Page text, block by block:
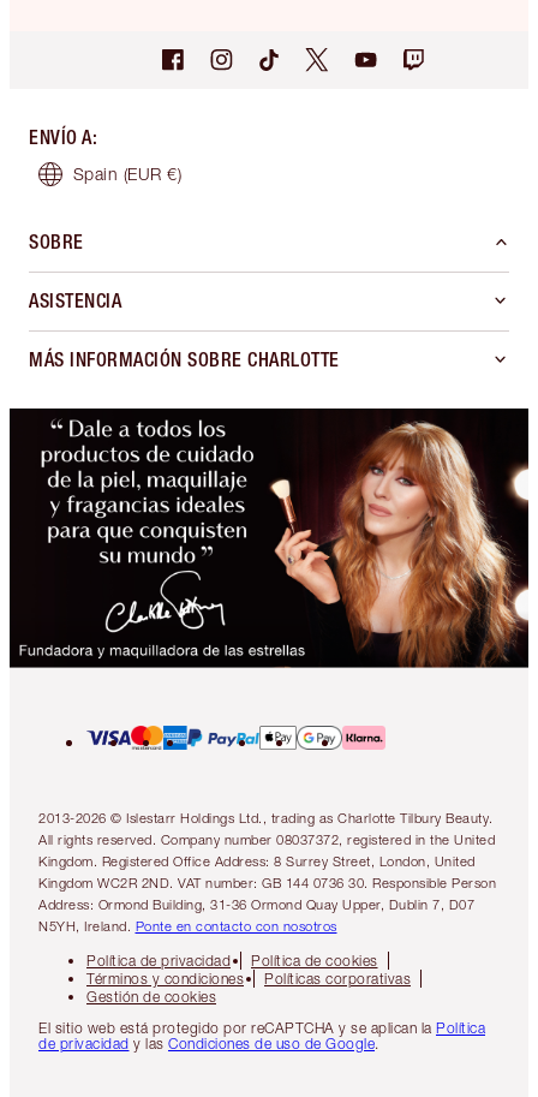
ENVÍO A:
Spain (EUR €)
SOBRE
ASISTENCIA
MÁS INFORMACIÓN SOBRE CHARLOTTE
2013-2026 © Islestarr Holdings Ltd., trading as Charlotte Tilbury Beauty.
All rights reserved. Company number 08037372, registered in the United
Kingdom. Registered Office Address: 8 Surrey Street, London, United
Kingdom WC2R 2ND. VAT number: GB 144 0736 30. Responsible Person
Address: Ormond Building, 31-36 Ormond Quay Upper, Dublin 7, D07
N5YH, Ireland. Ponte en contacto con nosotros
Política de privacidad
Política de cookies
Términos y condiciones
Políticas corporativas
Gestión de cookies
El sitio web está protegido por reCAPTCHA y se aplican la Política
de privacidad y las Condiciones de uso de Google.